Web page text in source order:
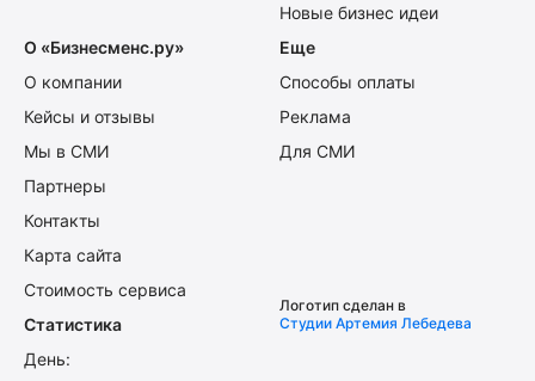
Новые бизнес идеи
О «Бизнесменс.ру»
О компании
Кейсы и отзывы
Мы в СМИ
Партнеры
Контакты
Карта сайта
Стоимость сервиса
Еще
Способы оплаты
Реклама
Для СМИ
Статистика
День:
Логотип сделан в
Студии Артемия Лебедева